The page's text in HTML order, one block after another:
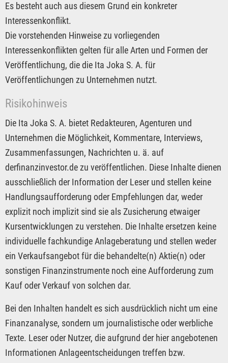
Es besteht auch aus diesem Grund ein konkreter
Interessenkonflikt.
Die vorstehenden Hinweise zu vorliegenden
Interessenkonflikten gelten für alle Arten und Formen der
Veröffentlichung, die die Ita Joka S. A. für
Veröffentlichungen zu Unternehmen nutzt.
Risikohinweis
Die Ita Joka S. A. bietet Redakteuren, Agenturen und
Unternehmen die Möglichkeit, Kommentare, Interviews,
Zusammenfassungen, Nachrichten u. ä. auf
derfinanzinvestor.de zu veröffentlichen. Diese Inhalte dienen
ausschließlich der Information der Leser und stellen keine
Handlungsaufforderung oder Empfehlungen dar, weder
explizit noch implizit sind sie als Zusicherung etwaiger
Kursentwicklungen zu verstehen. Die Inhalte ersetzen keine
individuelle fachkundige Anlageberatung und stellen weder
ein Verkaufsangebot für die behandelte(n) Aktie(n) oder
sonstigen Finanzinstrumente noch eine Aufforderung zum
Kauf oder Verkauf von solchen dar.
Bei den Inhalten handelt es sich ausdrücklich nicht um eine
Finanzanalyse, sondern um journalistische oder werbliche
Texte. Leser oder Nutzer, die aufgrund der hier angebotenen
Informationen Anlageentscheidungen treffen bzw.